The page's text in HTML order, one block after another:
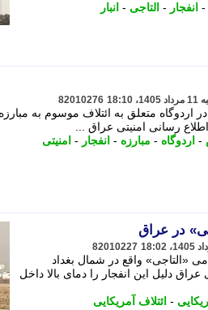
- انفجار - التاجی - انبار
82010276
اردوگاه متعلق به ائتلاف موسوم به
رسانی امنیتی عراق ...
- اردوگاه - مبارزه - انفجار - امنیتی
در عراق
82010227
«التاجی» واقع در شمال بغداد
دلیل این انفجار را دمای بالا داخل
- ائتلاف آمریکایی